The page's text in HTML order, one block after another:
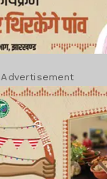
Advertisement